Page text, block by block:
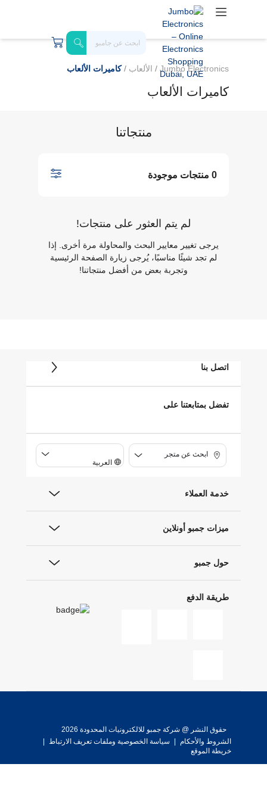
Jumbo Electronics
/ الألعاب /كاميرات الألعاب
كاميرات الألعاب
منتجاتنا
0 منتجات موجودة
لم يتم العثور على منتجات!
يرجى تغيير معايير البحث والمحاولة مرة أخرى. إذا
لم تجد شيئًا مناسبًا، يُرجى زيارة الصفحة الرئيسية
وتجربة بعض من أفضل منتجاتنا!
اتصل بنا
تفضل بمتابعتنا على
ابحث عن متجر
العربية
خدمة العملاء
ميزات جمبو أونلاين
حول جمبو
طريقة الدفع
حقوق النشر @ شركة جمبو للالكترونيات المحدودة 2026
الشروط والأحكام
سياسة الخصوصية وملفات تعريف الارتباط
خريطة الموقع